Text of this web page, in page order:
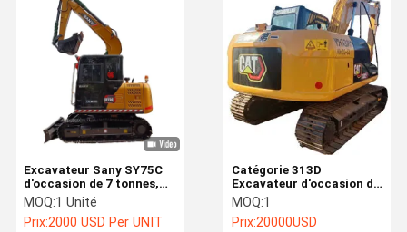
Catégorie 313D
Excavateur d'occasion de
13,4 tonnes avec force de
combustion interne
MOQ:1
Prix:20000USD
Excavateur Sany SY75C
d'occasion de 7 tonnes,
tout neuf, avec moteur
diesel SY 75CPRO
MOQ:1 Unité
Prix:2000 USD Per UNIT